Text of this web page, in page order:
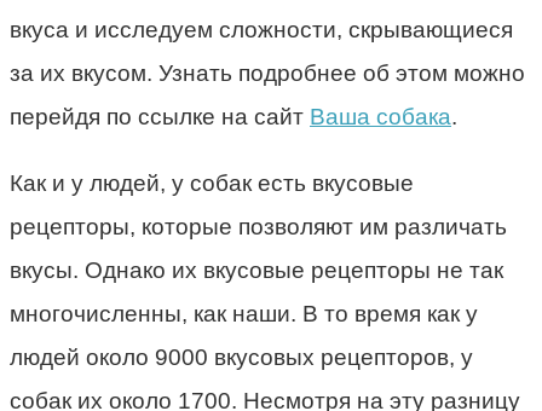
вкуса и исследуем сложности, скрывающиеся
за их вкусом. Узнать подробнее об этом можно
перейдя по ссылке на сайт Ваша собака.
Как и у людей, у собак есть вкусовые
рецепторы, которые позволяют им различать
вкусы. Однако их вкусовые рецепторы не так
многочисленны, как наши. В то время как у
людей около 9000 вкусовых рецепторов, у
собак их около 1700. Несмотря на эту разницу